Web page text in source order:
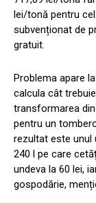
lei/tonă pentru
subvenționat de
gratuit.
Problema apare
calcula cât
transformarea
pentru un
rezultat este unul
240 l pe care
undeva la 60 lei,
gospodărie,